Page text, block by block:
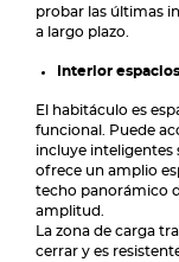
probar las últimas
a largo plazo.
Interior
El habitáculo es
funcional. Puede
incluye inteligentes
ofrece un amplio
techo panorámico
amplitud.
La zona de carga
cerrar y es